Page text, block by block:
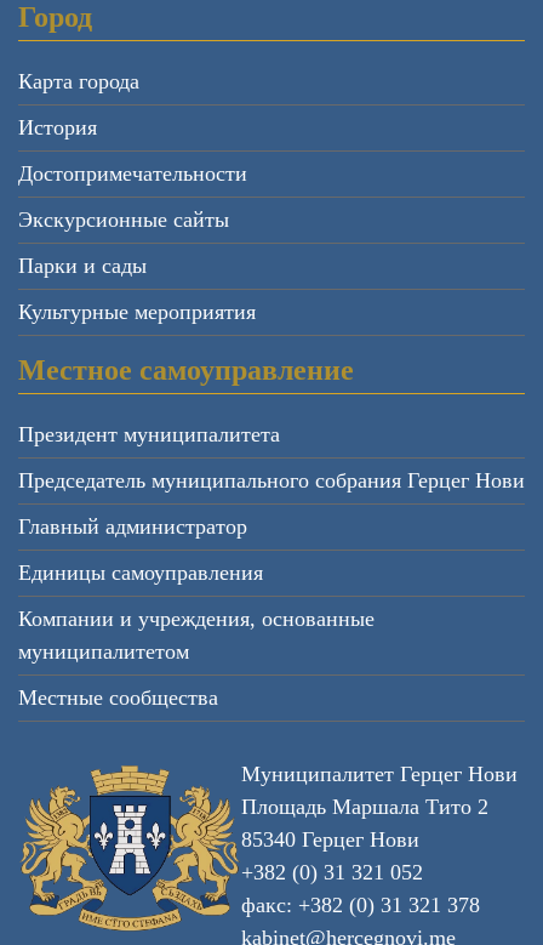
Город
Карта города
История
Достопримечательности
Экскурсионные сайты
Парки и сады
Культурные мероприятия
Местное самоуправление
Президент муниципалитета
Председатель муниципального собрания Герцег Нови
Главный администратор
Единицы самоуправления
Компании и учреждения, основанные
муниципалитетом
Местные сообщества
Муниципалитет Герцег Нови
Площадь Маршала Тито 2
85340 Герцег Нови
+382 (0) 31 321 052
факс: +382 (0) 31 321 378
kabinet@hercegnovi.me